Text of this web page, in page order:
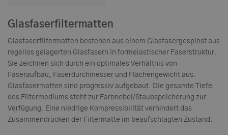
Glasfaserfiltermatten
Glasfaserfiltermatten bestehen aus einem Glasfasergespinst aus
regellos gelagerten Glasfasern in formelastischer Faserstruktur.
Sie zeichnen sich durch ein optimales Verhältnis von
Faseraufbau, Faserdurchmesser und Flächengewicht aus.
Glasfasermatten sind progressiv aufgebaut. Die gesamte Tiefe
des Filtermediums steht zur Farbnebel/Staubspeicherung zur
Verfügung. Eine niedrige Kompressibilität verhindert das
Zusammendrücken der Filtermatte im beaufschlagten Zustand.